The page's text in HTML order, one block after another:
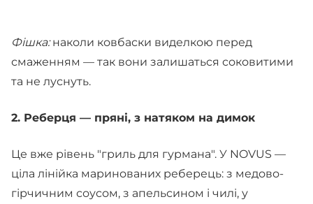
Фішка:наколи ковбаски виделкою перед
смаженням — так вони залишаться соковитими
та не луснуть.
2. Реберця — пряні, з натяком на димок
Це вже рівень "гриль для гурмана". У NOVUS —
ціла лінійка маринованих реберець: з медово-
гірчичним соусом, з апельсином і чилі, у